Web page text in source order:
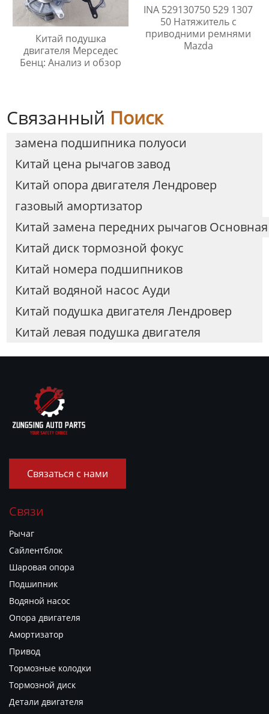
Китай подушка
двигателя Мерседес
Бенц: Анализ и обзор
INA 529130750 529 1307
50 Натяжитель с
приводними ремнями
Mazda
Связанный Поиск
замена подшипника полуоси
Китай цена рычагов завод
Китай опора двигателя Лендровер
газовый амортизатор
Китай замена передних рычагов Основная
Китай диск тормозной фокус
Китай номера подшипников
Китай водяной насос Ауди
Китай подушка двигателя Лендровер
Китай левая подушка двигателя
Связаться с нами
Связи
Рычаг
Сайлентблок
Шаровая опора
Подшипник
Водяной насос
Опора двигателя
Амортизатор
Привод
Тормозные колодки
Тормозной диск
Детали двигателя